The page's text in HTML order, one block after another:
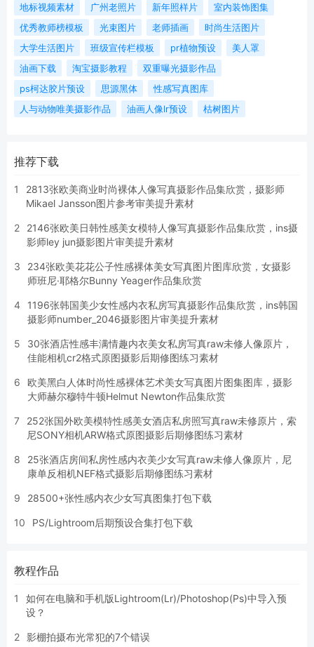
地标视频素材
广州老照片 新年照样片
室内装饰图集
优秀教师榜模板
光束图片 老师插画
时尚生活图片
大学生活图片
班级宣传栏模板 pr植物预设
美人罩
油画下载
淘宝摄影教程
双重曝光摄影作品
ps柯达胶片预设
思源黑体
性感写真图库
人与动物唯美摄影作品
油画人像lr预设 枯树图片
推荐下载
1
2813张欧美商业时尚裸体人像写真摄影作品集欣赏，摄影师
Mikael Jansson图片参考审美提升素材
2
2146张欧美日韩性感美女模特人像写真摄影作品集欣赏，ins摄
影师ley jun摄影图片审美提升素材
3
234张欧美花花公子性感裸体美女写真图片图库欣赏，女摄影
师班尼·耶格尔Bunny Yeager作品集欣赏
4
1196张韩国美少女性感内衣私房写真摄影作品集欣赏，ins韩国
摄影师number_2046摄影图片审美提升素材
5
30张酒店性感丰满情趣内衣美女私房写真raw未修人像原片，
佳能相机cr2格式原图摄影后期修图练习素材
6
欧美黑白人体时尚性感裸体艺术美女写真图片图集图库，摄影
大师赫尔穆特牛顿Helmut Newton作品集欣赏
7
252张国外欧美模特性感美女酒店私房照写真raw未修原片，索
尼SONY相机ARW格式原图摄影后期修图练习素材
8
25张酒店房间私房性感内衣美少女写真raw未修人像原片，尼
康单反相机NEF格式摄影后期修图练习素材
9 28500+张性感内衣少女写真图集打包下载
10 PS/Lightroom后期预设合集打包下载
教程作品
1
如何在电脑和手机版Lightroom(Lr)/Photoshop(Ps)中导入预
设？
2 影棚拍摄布光常犯的7个错误